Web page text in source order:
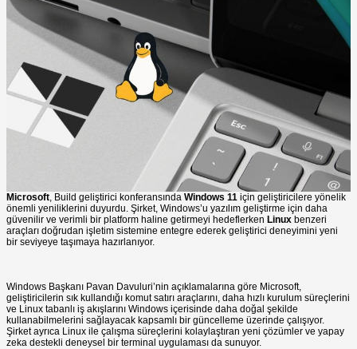
Microsoft , Build geliştirici konferansında Windows 11 için geliştiricilere yönelik
önemli yeniliklerini duyurdu. Şirket, Windows’u yazılım geliştirme için daha
güvenilir ve verimli bir platform haline getirmeyi hedeflerken Linux benzeri
araçları doğrudan işletim sistemine entegre ederek geliştirici deneyimini yeni
bir seviyeye taşımaya hazırlanıyor.
Windows Başkanı Pavan Davuluri’nin açıklamalarına göre Microsoft,
geliştiricilerin sık kullandığı komut satırı araçlarını, daha hızlı kurulum süreçlerini
ve Linux tabanlı iş akışlarını Windows içerisinde daha doğal şekilde
kullanabilmelerini sağlayacak kapsamlı bir güncelleme üzerinde çalışıyor.
Şirket ayrıca Linux ile çalışma süreçlerini kolaylaştıran yeni çözümler ve yapay
zeka destekli deneysel bir terminal uygulaması da sunuyor.